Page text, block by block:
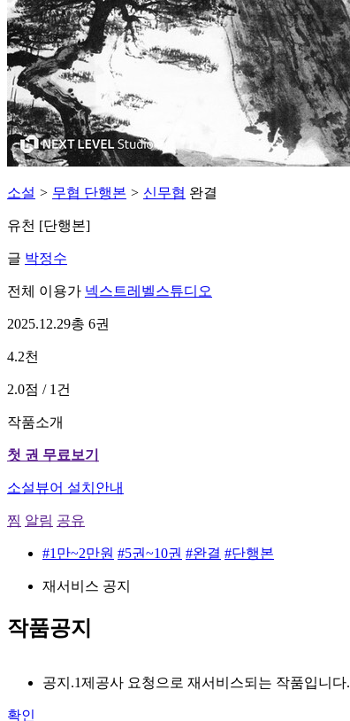
소설 > 무협 단행본 > 신무협 완결
유천 [단행본]
글 박정수
전체 이용가 넥스트레벨스튜디오
2025.12.29총 6권
4.2천
2.0점 / 1건
작품소개
첫 권 무료보기
소설뷰어 설치안내
찜 알림 공유
#1만~2만원 #5권~10권 #완결 #단행본
재서비스 공지
작품공지
공지.1제공사 요청으로 재서비스되는 작품입니다.
확인